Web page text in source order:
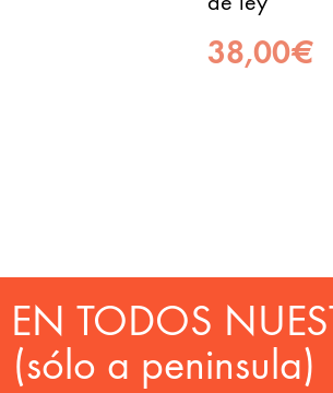
38,00€
EN TODOS
(sólo a peninsula)